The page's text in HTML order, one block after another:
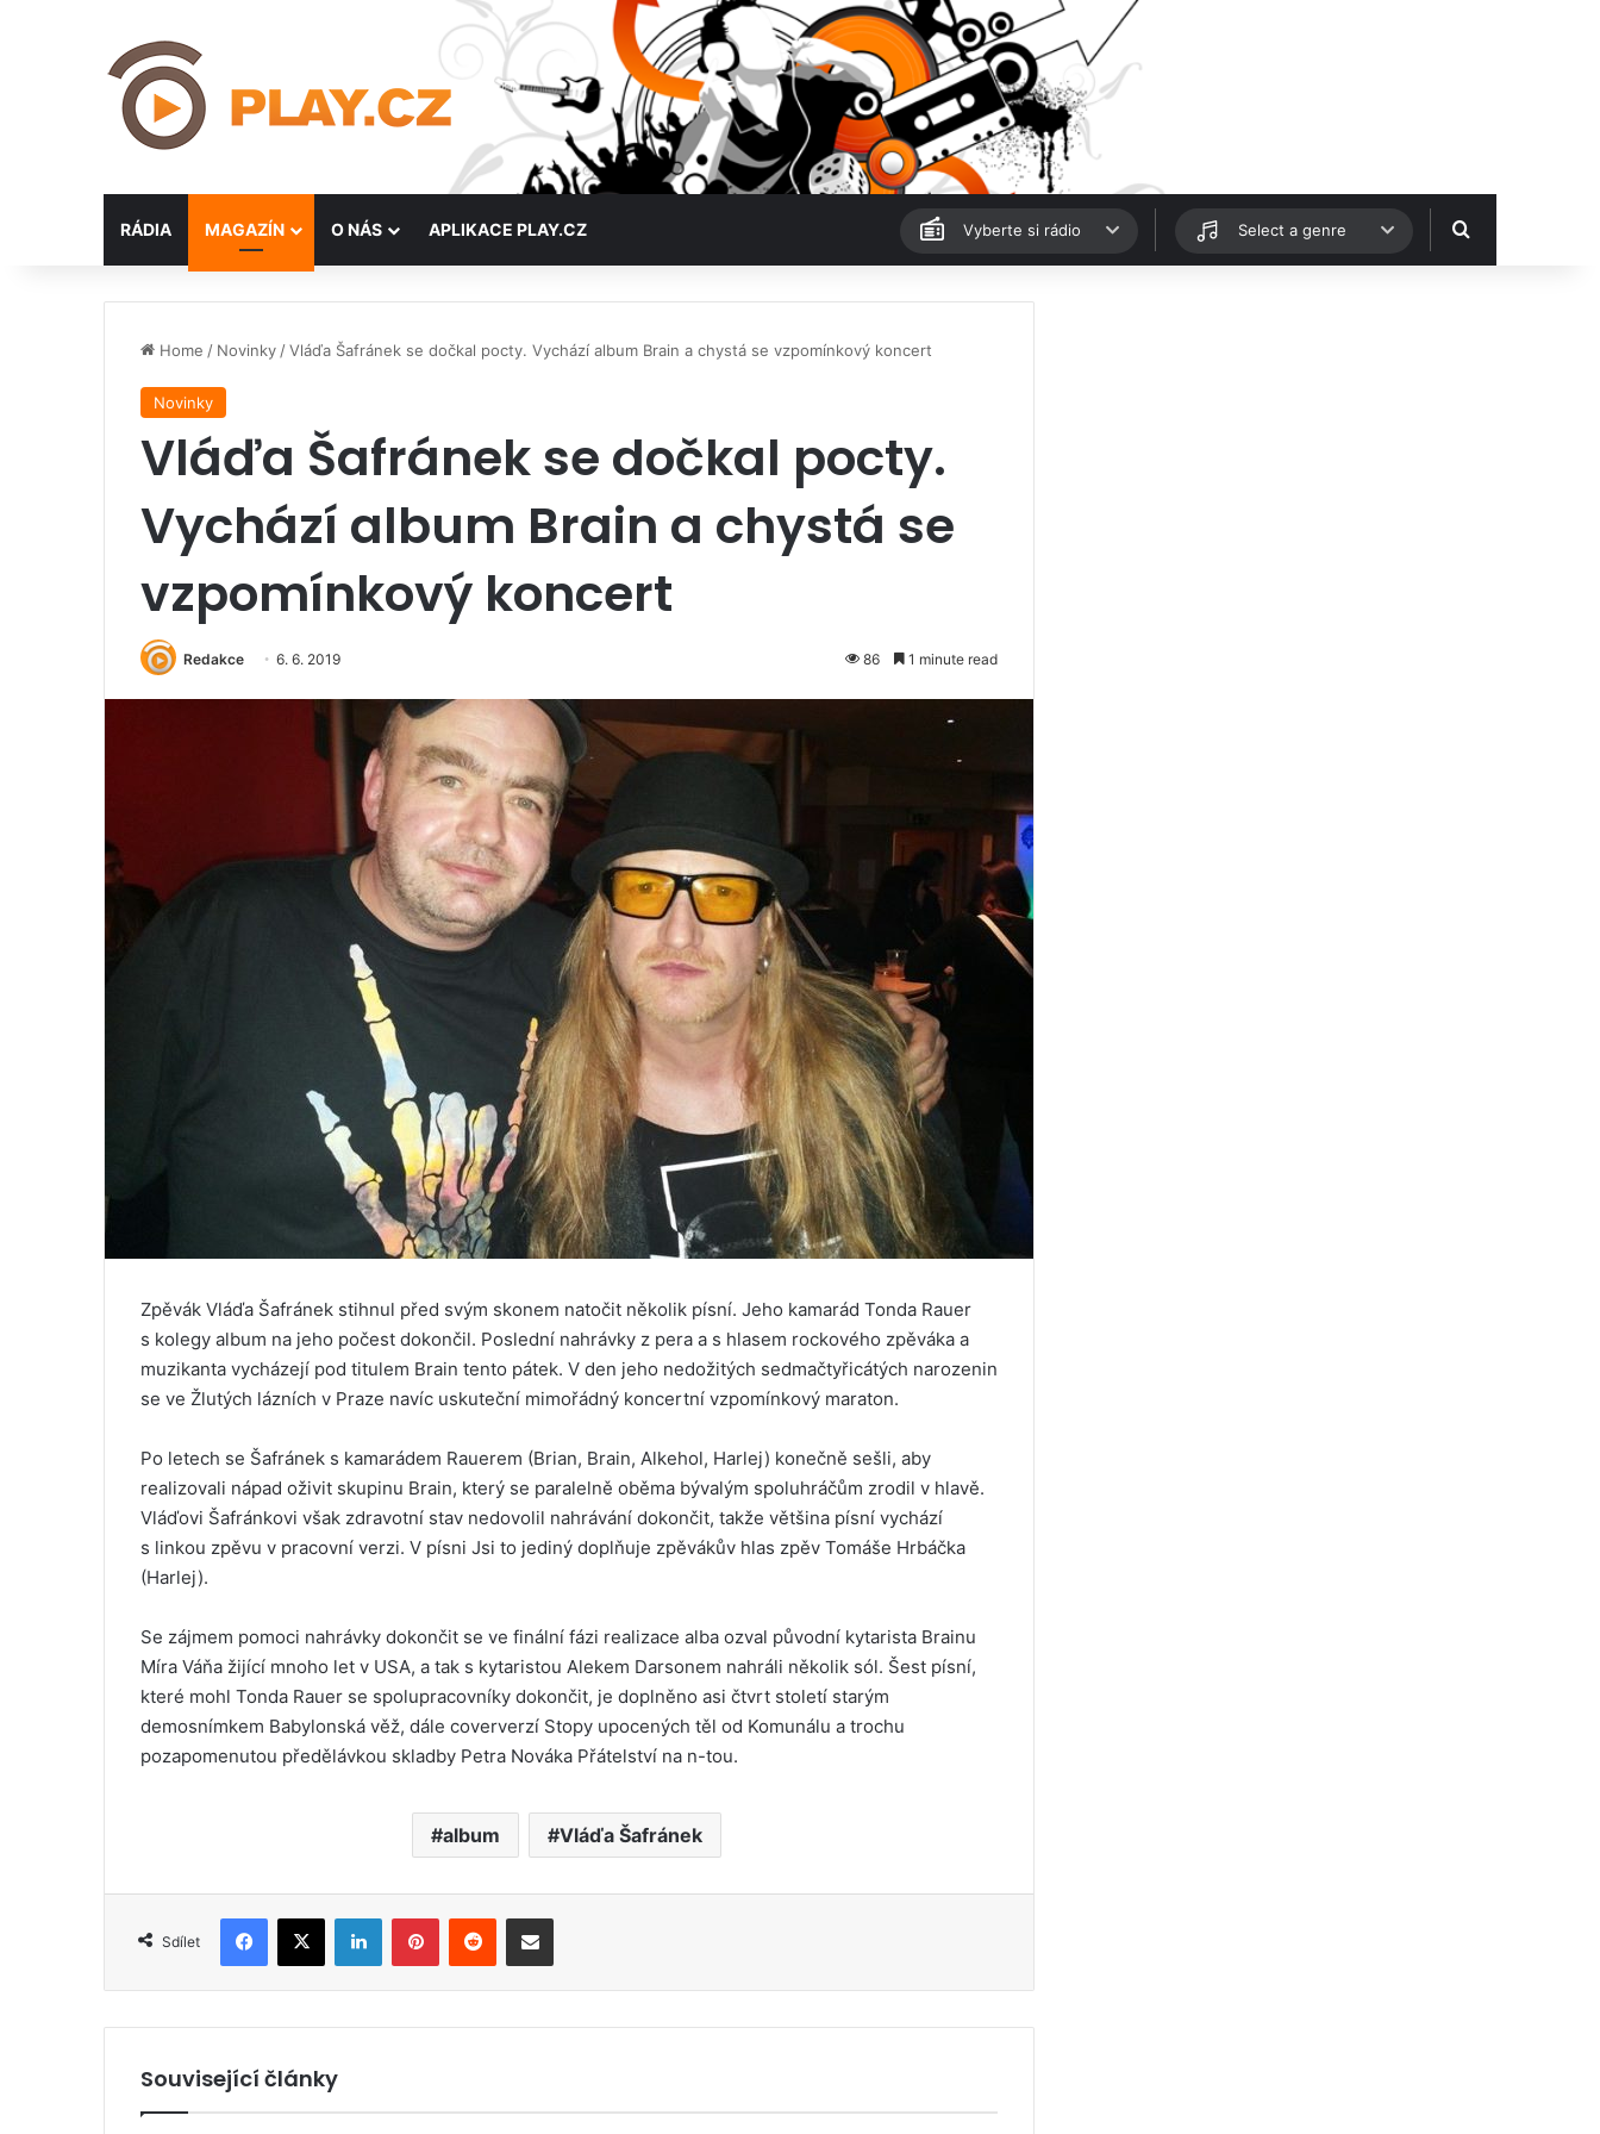
RÁDIA MAGAZÍN O NÁS APLIKACE PLAY.CZ Vyberte si rádio Select a genre Hledat
Home / Novinky /Vláďa Šafránek se dočkal pocty. Vychází album Brain a chystá se vzpomínkový koncert
Novinky
Vláďa Šafránek se dočkal pocty.
Vychází album Brain a chystá se
vzpomínkový koncert
Redakce 6. 6. 2019 86 1 minute read
Zpěvák Vláďa Šafránek stihnul před svým skonem natočit několik písní. Jeho kamarád Tonda Rauer
s kolegy album na jeho počest dokončil. Poslední nahrávky z pera a s hlasem rockového zpěváka a
muzikanta vycházejí pod titulem Brain tento pátek. V den jeho nedožitých sedmačtyřicátých narozenin
se ve Žlutých lázních v Praze navíc uskuteční mimořádný koncertní vzpomínkový maraton.
Po letech se Šafránek s kamarádem Rauerem (Brian, Brain, Alkehol, Harlej) konečně sešli, aby
realizovali nápad oživit skupinu Brain, který se paralelně oběma bývalým spoluhráčům zrodil v hlavě.
Vláďovi Šafránkovi však zdravotní stav nedovolil nahrávání dokončit, takže většina písní vychází
s linkou zpěvu v pracovní verzi. V písni Jsi to jediný doplňuje zpěvákův hlas zpěv Tomáše Hrbáčka
(Harlej).
Se zájmem pomoci nahrávky dokončit se ve finální fázi realizace alba ozval původní kytarista Brainu
Míra Váňa žijící mnoho let v USA, a tak s kytaristou Alekem Darsonem nahráli několik sól. Šest písní,
které mohl Tonda Rauer se spolupracovníky dokončit, je doplněno asi čtvrt století starým
demosnímkem Babylonská věž, dále coververzí Stopy upocených těl od Komunálu a trochu
pozapomenutou předělávkou skladby Petra Nováka Přátelství na n-tou.
album Vláďa Šafránek
Sdílet
Související články